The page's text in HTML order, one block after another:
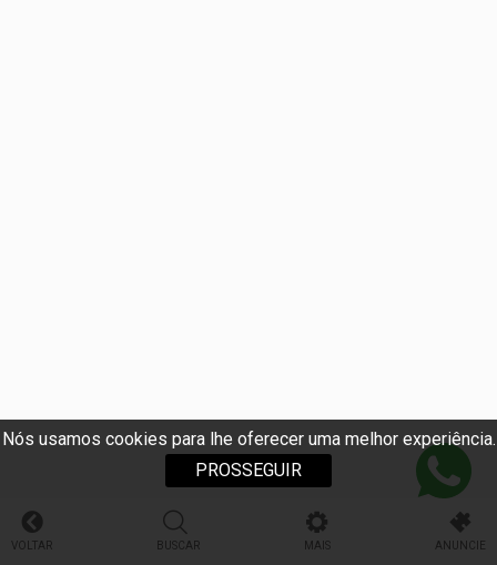
Nós usamos cookies para lhe oferecer uma melhor experiência.
PROSSEGUIR
VOLTAR BUSCAR MAIS ANUNCIE